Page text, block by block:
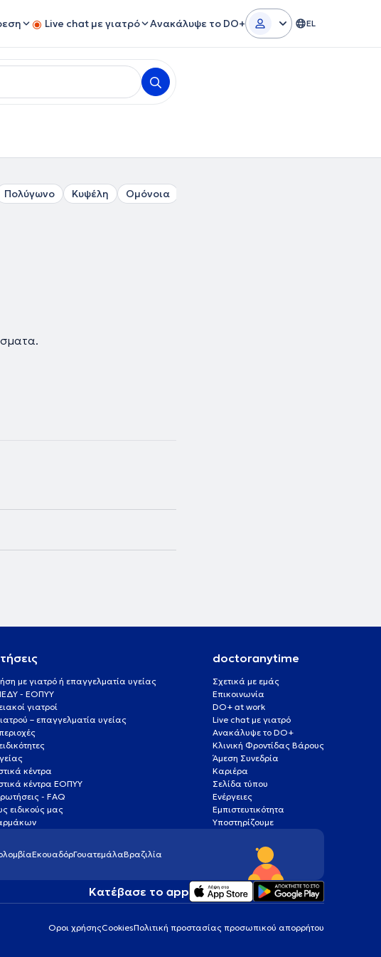
Live chat με γιατρό Ανακάλυψε το DO+ EL
Πολύγωνο Κυψέλη Ομόνοια
με γιατρό ή επαγγελματία υγείας
- ΕΟΠΥΥ
γιατροί
– επαγγελματία υγείας
κέντρα
κέντρα ΕΟΠΥΥ
- FAQ
ειδικούς μας
doctoranytime
Σχετικά με εμάς
Επικοινωνία
DO+ at work
Live chat με γιατρό
Ανακάλυψε το DO+
Κλινική Φροντίδας Βάρους
Άμεση Συνεδρία
Καριέρα
Σελίδα τύπου
Ενέργειες
Εμπιστευτικότητα
Υποστηρίζουμε
ΕκουαδόρΓουατεμάλαΒραζιλία
Κατέβασε το app
Οροι χρήσηςCookiesΠολιτική προστασίας προσωπικού απορρήτου